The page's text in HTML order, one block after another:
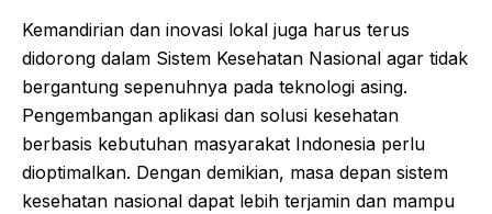
Kemandirian dan inovasi lokal juga harus terus
didorong dalam Sistem Kesehatan Nasional agar tidak
bergantung sepenuhnya pada teknologi asing.
Pengembangan aplikasi dan solusi kesehatan
berbasis kebutuhan masyarakat Indonesia perlu
dioptimalkan. Dengan demikian, masa depan sistem
kesehatan nasional dapat lebih terjamin dan mampu